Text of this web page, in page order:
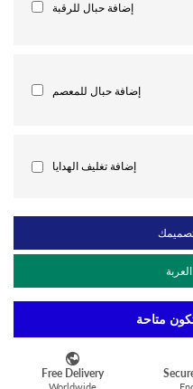
إضافة حبال للرقبة
إضافة حبال للمعصم
إضافة تغليف الهدايا
متاحة